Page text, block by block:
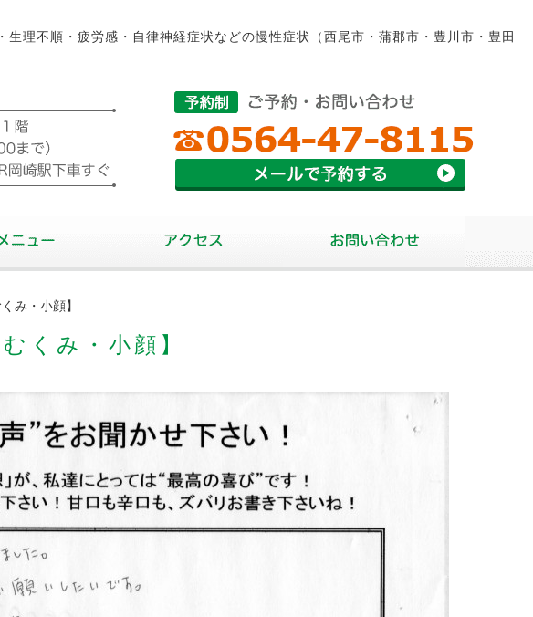
理不順・疲労感・自律神経症状などの慢性症状（西尾市・蒲郡市・豊川市・豊田
み・小顔】
くみ・小顔】